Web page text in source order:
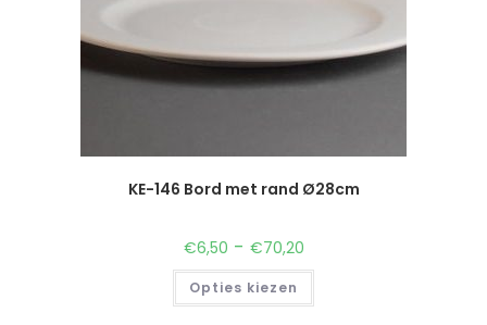
KE-146 Bord met rand Ø28cm
€6,50 - €70,20
Opties kiezen